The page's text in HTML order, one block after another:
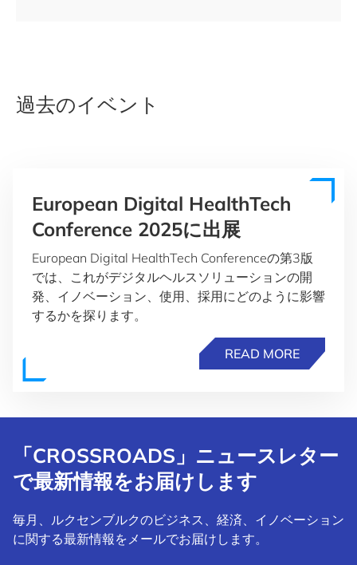
過去のイベント
European Digital HealthTech
Conference 2025に出展
European Digital HealthTech Conferenceの第3版
では、これがデジタルヘルスソリューションの開
発、イノベーション、使用、採用にどのように影響
するかを探ります。
READ MORE
「CROSSROADS」ニュースレター
で最新情報をお届けします
毎月、ルクセンブルクのビジネス、経済、イノベーション
に関する最新情報をメールでお届けします。